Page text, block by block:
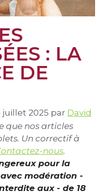
: LA
DE
juillet 2025 par David
que nos articles
Un correctif à
nous.
pour la
modération -
aux - de 18